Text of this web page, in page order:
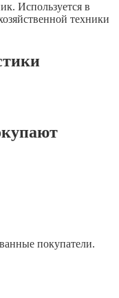
Используется в
техники
покупатели.